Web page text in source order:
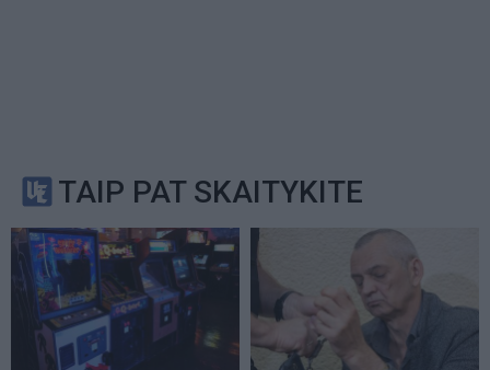
TAIP PAT SKAITYKITE